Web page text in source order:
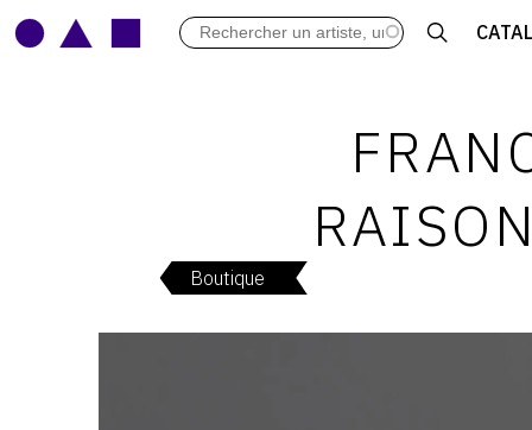
ARCHIVES DES EXPOSITIONS
LEXIQUE ARTISTIQUE
Boutique